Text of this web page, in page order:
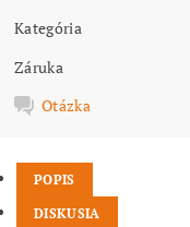
Kategória
Záruka
Otázka
POPIS
DISKUSIA